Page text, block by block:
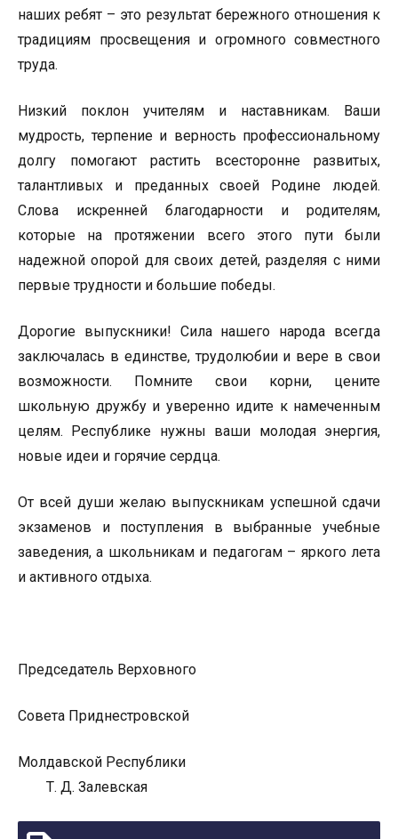
наших ребят – это результат бережного отношения к
традициям просвещения и огромного совместного
труда.
Низкий поклон учителям и наставникам. Ваши
мудрость, терпение и верность профессиональному
долгу помогают растить всесторонне развитых,
талантливых и преданных своей Родине людей.
Слова искренней благодарности и родителям,
которые на протяжении всего этого пути были
надежной опорой для своих детей, разделяя с ними
первые трудности и большие победы.
Дорогие выпускники! Сила нашего народа всегда
заключалась в единстве, трудолюбии и вере в свои
возможности. Помните свои корни, цените
школьную дружбу и уверенно идите к намеченным
целям. Республике нужны ваши молодая энергия,
новые идеи и горячие сердца.
От всей души желаю выпускникам успешной сдачи
экзаменов и поступления в выбранные учебные
заведения, а школьникам и педагогам – яркого лета
и активного отдыха.
Председатель Верховного
Совета Приднестровской
Молдавской Республики
Т. Д. Залевская